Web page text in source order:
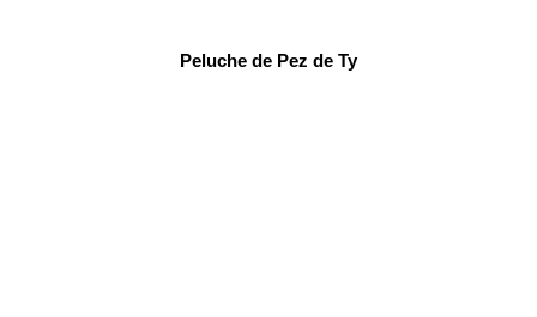
Peluche de Pez de Ty